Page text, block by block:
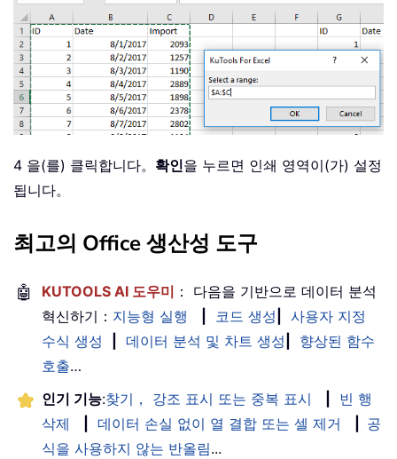
4 을(를) 클릭합니다。 확인을 누르면 인쇄 영역이(가) 설정
됩니다。
최고의 Office 생산성 도구
🤖 KUTOOLS AI 도우미 ： 다음을 기반으로 데이터 분석
혁신하기： 지능형 실행 코드 생성
사용자 지정
수식 생성
데이터 분석 및 차트 생성
향상된 함수
호출…
인기 기능:찾기， 강조 표시 또는 중복 표시
빈 행
삭제
데이터 손실 없이 열 결합 또는 셀 제거
공
식을 사용하지 않는 반올림...